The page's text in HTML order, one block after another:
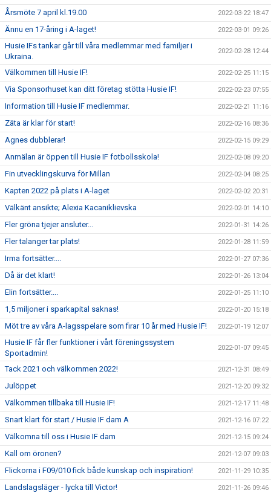
Årsmöte 7 april kl.19.00 2022-03-22 18:47
Ännu en 17-åring i A-laget! 2022-03-01 09:26
Husie IFs tankar går till våra medlemmar med familjer i
Ukraina.
2022-02-28 12:44
Välkommen till Husie IF! 2022-02-25 11:15
Via Sponsorhuset kan ditt företag stötta Husie IF! 2022-02-23 07:55
Information till Husie IF medlemmar. 2022-02-21 11:16
Zäta är klar för start! 2022-02-16 08:36
Agnes dubblerar! 2022-02-15 09:29
Anmälan är öppen till Husie IF fotbollsskola! 2022-02-08 09:20
Fin utvecklingskurva för Millan 2022-02-04 08:25
Kapten 2022 på plats i A-laget 2022-02-02 20:31
Välkänt ansikte; Alexia Kacaniklievska 2022-02-01 14:10
Fler gröna tjejer ansluter... 2022-01-31 14:26
Fler talanger tar plats! 2022-01-28 11:59
Irma fortsätter.... 2022-01-27 07:36
Då är det klart! 2022-01-26 13:04
Elin fortsätter.... 2022-01-25 11:10
1,5 miljoner i sparkapital saknas! 2022-01-20 15:18
Möt tre av våra A-lagsspelare som firar 10 år med Husie IF! 2022-01-19 12:07
Husie IF får fler funktioner i vårt föreningssystem
Sportadmin!
2022-01-07 09:45
Tack 2021 och välkommen 2022! 2021-12-31 08:49
Julöppet 2021-12-20 09:32
Välkommen tillbaka till Husie IF! 2021-12-17 11:48
Snart klart för start / Husie IF dam A 2021-12-16 07:22
Välkomna till oss i Husie IF dam 2021-12-15 09:24
Kall om öronen? 2021-12-07 09:03
Flickorna i F09/010 fick både kunskap och inspiration! 2021-11-29 10:35
Landslagsläger - lycka till Victor! 2021-11-26 09:46